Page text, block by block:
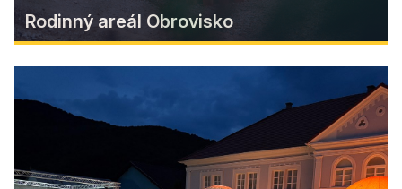
Rodinný areál Obrovisko
Rodinný areál Obrovisko